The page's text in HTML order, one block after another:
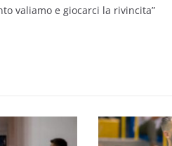
valiamo e giocarci la rivincita”